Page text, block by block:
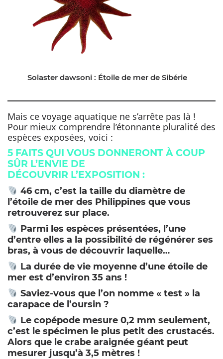
Solaster dawsoni : Étoile de mer de Sibérie
Mais ce voyage aquatique ne s’arrête pas là !
Pour mieux comprendre l’étonnante pluralité des
espèces exposées, voici :
5 FAITS QUI VOUS DONNERONT À COUP
SÛR L’ENVIE DE
DÉCOUVRIR L’EXPOSITION :
46 cm, c’est la taille du diamètre de
l’étoile de mer des Philippines que vous
retrouverez sur place.
Parmi les espèces présentées, l’une
d’entre elles a la possibilité de régénérer ses
bras, à vous de découvrir laquelle…
La durée de vie moyenne d’une étoile de
mer est d’environ 35 ans !
Saviez-vous que l’on nomme « test » la
carapace de l’oursin ?
Le copépode mesure 0,2 mm seulement,
c’est le spécimen le plus petit des crustacés.
Alors que le crabe araignée géant peut
mesurer jusqu’à 3,5 mètres !